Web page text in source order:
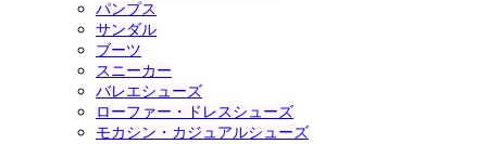
パンプス
サンダル
ブーツ
スニーカー
バレエシューズ
ローファー・ドレスシューズ
モカシン・カジュアルシューズ